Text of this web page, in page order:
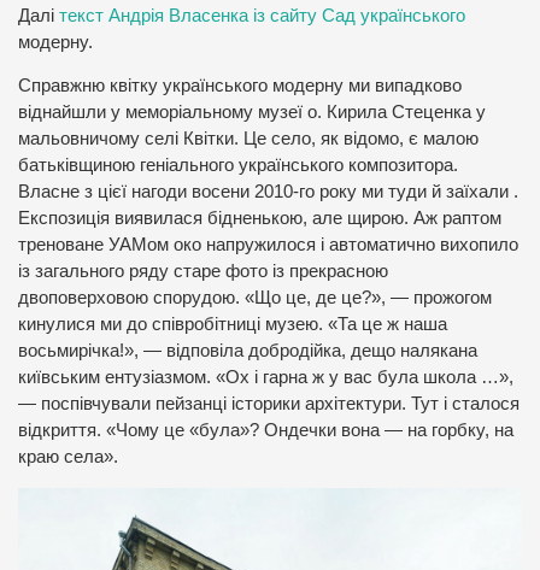
Далі текст Андрія Власенка із сайту Сад українського
модерну.
Справжню квітку українського модерну ми випадково
віднайшли у меморіальному музеї о. Кирила Стеценка у
мальовничому селі Квітки. Це село, як відомо, є малою
батьківщиною геніального українського композитора.
Власне з цієї нагоди восени 2010-го року ми туди й заїхали .
Експозиція виявилася бідненькою, але щирою. Аж раптом
треноване УАМом око напружилося і автоматично вихопило
із загального ряду старе фото із прекрасною
двоповерховою спорудою. «Що це, де це?», — прожогом
кинулися ми до співробітниці музею. «Та це ж наша
восьмирічка!», — відповіла добродійка, дещо налякана
київським ентузіазмом. «Ох і гарна ж у вас була школа …»,
— поспівчували пейзанці історики архітектури. Тут і сталося
відкриття. «Чому це «була»? Ондечки вона — на горбку, на
краю села».